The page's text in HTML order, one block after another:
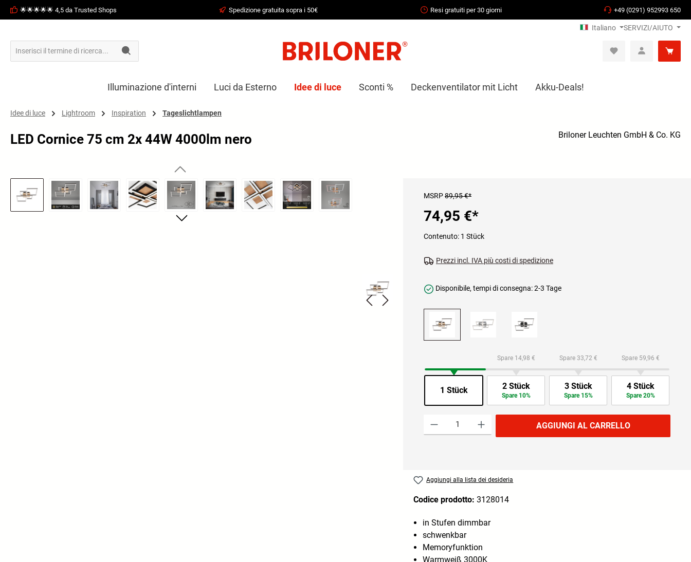
Passa alla navigazione principale
🌟🌟🌟🌟🌟 4,5 da Trusted Shops Spedizione gratuita sopra i 50€ Resi gratuiti per 30 giorni +49 (0291) 952993 650
Italiano SERVIZI/AIUTO
Illuminazione d'interni Luci da Esterno Idee di luce Sconti % Deckenventilator mit Licht Akku-Deals!
Idee di luce Lightroom Inspiration Tageslichtlampen
LED Cornice 75 cm 2x 44W 4000lm nero Briloner Leuchten GmbH & Co. KG
Salta la galleria di immagini
MSRP89,95 €*
74,95 €*
Contenuto: 1 Stück
Prezzi incl. IVA più costi di spedizione
Disponibile, tempi di consegna: 2-3 Tage
1 Stück
Spare 14,98 €
2 Stück
Spare 10%
Spare 33,72 €
3 Stück
Spare 15%
Spare 59,96 €
4 Stück
Spare 20%
AGGIUNGI AL CARRELLO
Aggiungi alla lista dei desideria
Codice prodotto: 3128014
in Stufen dimmbar
schwenkbar
Memoryfunktion
Warmweiß 3000K